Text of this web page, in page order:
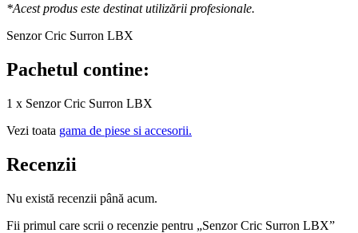
*Acest produs este destinat utilizării profesionale.
Senzor Cric Surron LBX
Pachetul contine:
1 x Senzor Cric Surron LBX
Vezi toata gama de piese si accesorii.
Recenzii
Nu există recenzii până acum.
Fii primul care scrii o recenzie pentru „Senzor Cric Surron LBX”